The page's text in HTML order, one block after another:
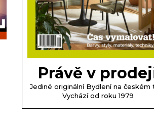
Právě v
Jediné originální Bydlení na českém
Vychází od roku 1979